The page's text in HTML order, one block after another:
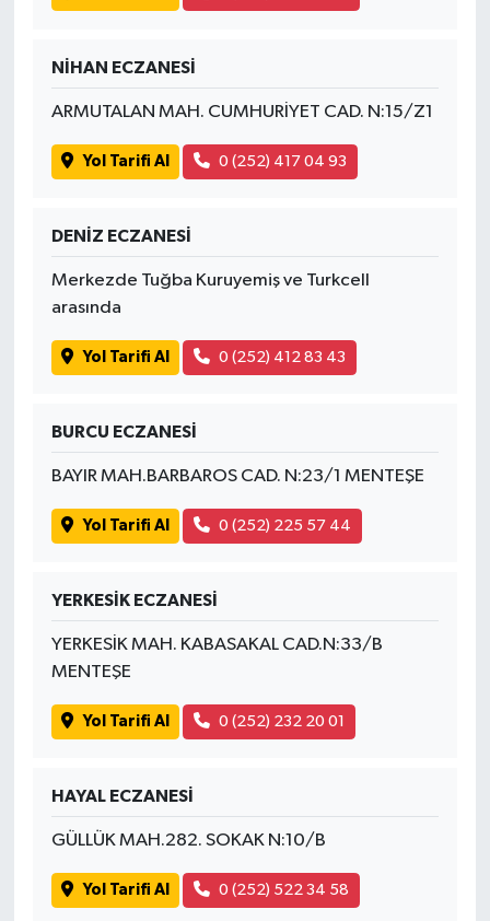
NİHAN ECZANESİ
ARMUTALAN MAH. CUMHURİYET CAD. N:15/Z1
Yol Tarifi Al 0 (252) 417 04 93
DENİZ ECZANESİ
Merkezde Tuğba Kuruyemiş ve Turkcell
arasında
Yol Tarifi Al 0 (252) 412 83 43
BURCU ECZANESİ
BAYIR MAH.BARBAROS CAD. N:23/1 MENTEŞE
Yol Tarifi Al 0 (252) 225 57 44
YERKESİK ECZANESİ
YERKESİK MAH. KABASAKAL CAD.N:33/B
MENTEŞE
Yol Tarifi Al 0 (252) 232 20 01
HAYAL ECZANESİ
GÜLLÜK MAH.282. SOKAK N:10/B
Yol Tarifi Al 0 (252) 522 34 58